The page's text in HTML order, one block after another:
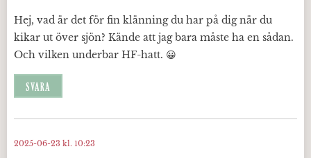
Hej, vad är det för fin klänning du har på dig när du
kikar ut över sjön? Kände att jag bara måste ha en sådan.
Och vilken underbar HF-hatt. 😀
SVARA
2025-06-23 kl. 10:23